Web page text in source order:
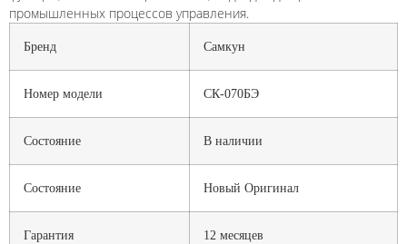
промышленных процессов управления.
Бренд Самкун
Номер модели СК-070БЭ
Состояние В наличии
Состояние Новый Оригинал
Гарантия 12 месяцев